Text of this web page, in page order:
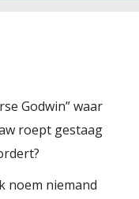
Godwin” waar
roept gestaag
noem niemand